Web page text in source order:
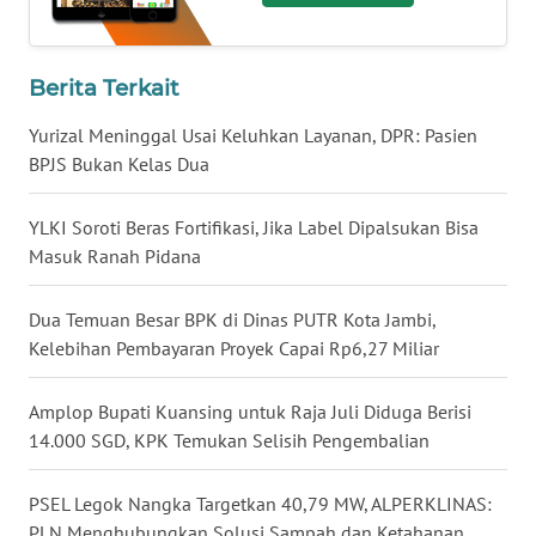
Berita Terkait
Yurizal Meninggal Usai Keluhkan Layanan, DPR: Pasien
BPJS Bukan Kelas Dua
YLKI Soroti Beras Fortifikasi, Jika Label Dipalsukan Bisa
Masuk Ranah Pidana
Dua Temuan Besar BPK di Dinas PUTR Kota Jambi,
Kelebihan Pembayaran Proyek Capai Rp6,27 Miliar
Amplop Bupati Kuansing untuk Raja Juli Diduga Berisi
14.000 SGD, KPK Temukan Selisih Pengembalian
PSEL Legok Nangka Targetkan 40,79 MW, ALPERKLINAS:
SUMBAR
SUMSEL
BENGKULU
LAMPUNG
WN
JATENG